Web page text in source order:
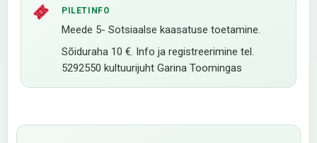
PILETINFO
Meede 5- Sotsiaalse kaasatuse toetamine.
Sõiduraha 10 €. Info ja registreerimine tel.
5292550 kultuurijuht Garina Toomingas